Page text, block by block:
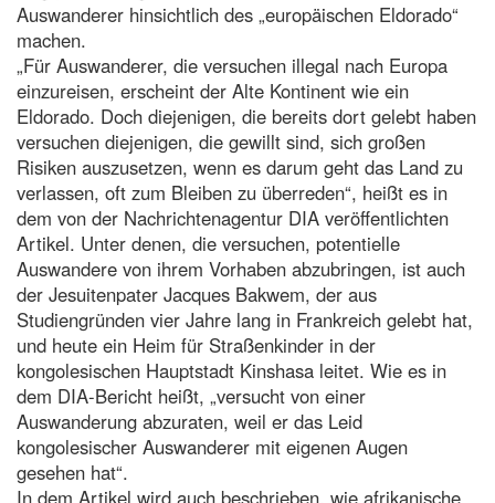
Auswanderer hinsichtlich des „europäischen Eldorado“
machen.
„Für Auswanderer, die versuchen illegal nach Europa
einzureisen, erscheint der Alte Kontinent wie ein
Eldorado. Doch diejenigen, die bereits dort gelebt haben
versuchen diejenigen, die gewillt sind, sich großen
Risiken auszusetzen, wenn es darum geht das Land zu
verlassen, oft zum Bleiben zu überreden“, heißt es in
dem von der Nachrichtenagentur DIA veröffentlichten
Artikel. Unter denen, die versuchen, potentielle
Auswandere von ihrem Vorhaben abzubringen, ist auch
der Jesuitenpater Jacques Bakwem, der aus
Studiengründen vier Jahre lang in Frankreich gelebt hat,
und heute ein Heim für Straßenkinder in der
kongolesischen Hauptstadt Kinshasa leitet. Wie es in
dem DIA-Bericht heißt, „versucht von einer
Auswanderung abzuraten, weil er das Leid
kongolesischer Auswanderer mit eigenen Augen
gesehen hat“.
In dem Artikel wird auch beschrieben, wie afrikanische